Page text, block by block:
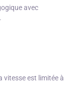
avec
vitesse est limitée à